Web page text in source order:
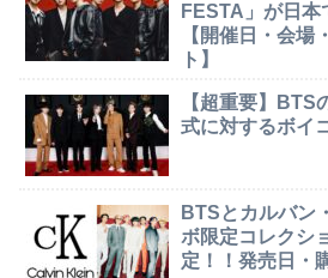
FESTA」が日本
【開催日・会場
ト】
【超重要】BTS
式に対するボイ
BTSとカルバン
ボ限定コレクシ
定！！発売日・